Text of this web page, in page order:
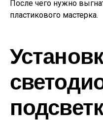
После чего нужно
пластикового мастерка.